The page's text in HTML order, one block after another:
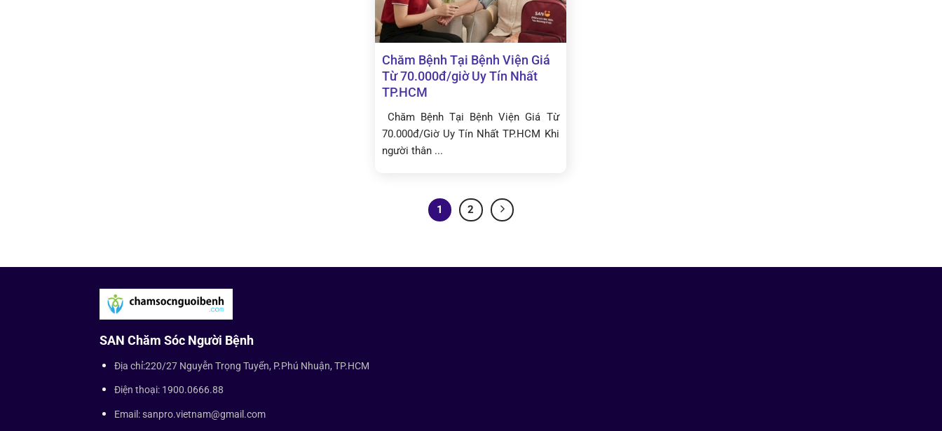
Chăm Bệnh Tại Bệnh Viện Giá
Từ 70.000đ/giờ Uy Tín Nhất
TP.HCM
Chăm Bệnh Tại Bệnh Viện Giá Từ
70.000đ/Giờ Uy Tín Nhất TP.HCM Khi
người thân ...
1 2
SAN Chăm Sóc Người Bệnh
Địa chỉ:220/27 Nguyễn Trọng Tuyển, P.Phú Nhuận, TP.HCM
Điện thoại: 1900.0666.88
Email: sanpro.vietnam@gmail.com